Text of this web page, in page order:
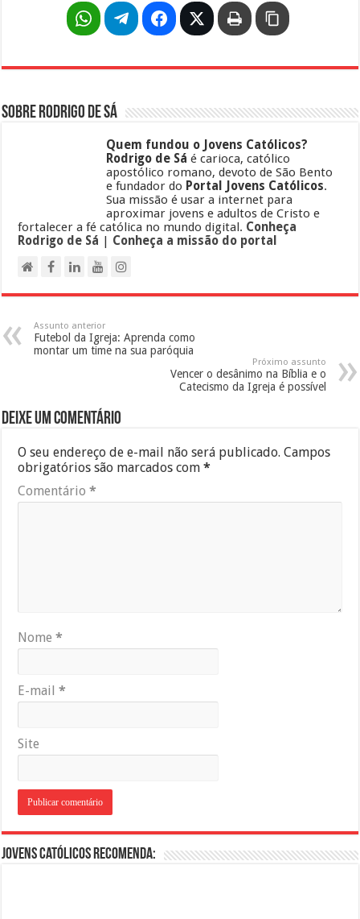
Sobre Rodrigo de Sá
Quem fundou o Jovens Católicos?
Rodrigo de Sá é carioca, católico
apostólico romano, devoto de São Bento
e fundador do Portal Jovens Católicos.
Sua missão é usar a internet para
aproximar jovens e adultos de Cristo e
fortalecer a fé católica no mundo digital. Conheça
Rodrigo de Sá | Conheça a missão do portal
Assunto anterior
Futebol da Igreja: Aprenda como
montar um time na sua paróquia
Próximo assunto
Vencer o desânimo na Bíblia e o
Catecismo da Igreja é possível
Deixe um comentário
O seu endereço de e-mail não será publicado. Campos
obrigatórios são marcados com*
Comentário*
Nome*
E-mail*
Site
Jovens Católicos Recomenda: